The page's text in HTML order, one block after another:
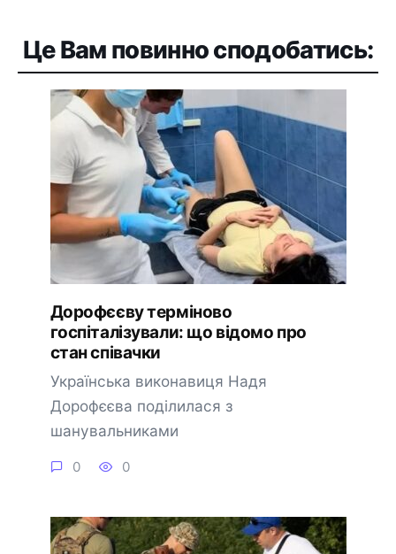
Це Вам повинно сподобатись:
Дорофєєву терміново
госпіталізували: що відомо про
стан співачки
Українська виконавиця Надя
Дорофєєва поділилася з
шанувальниками
0 0